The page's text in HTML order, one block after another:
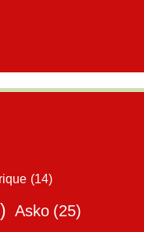
(14)
Asko (25)